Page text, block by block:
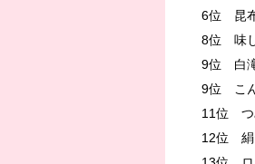
6位 昆
8位 味
9位 白
9位 こ
11位 つ
12位 絹